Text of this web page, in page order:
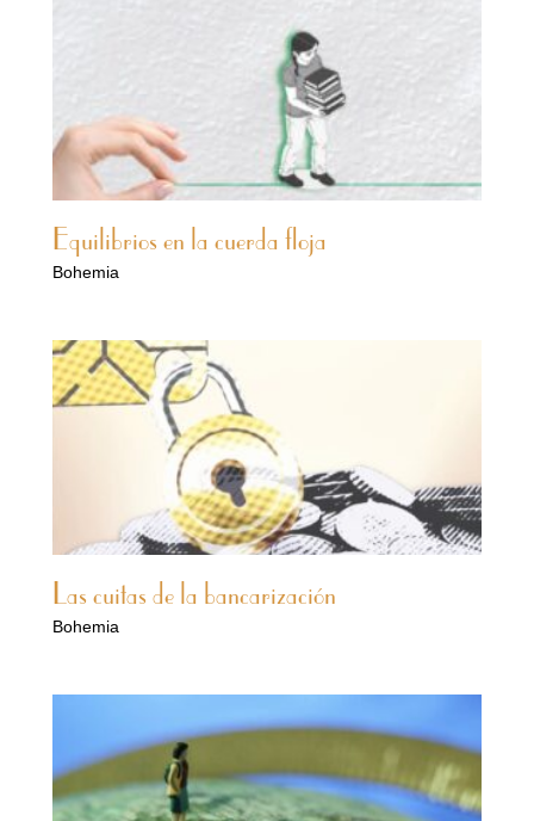
Equilibrios en la cuerda floja
Bohemia
Las cuitas de la bancarización
Bohemia